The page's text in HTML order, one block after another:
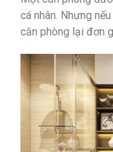
cá nhân. Nhưng
căn phòng lại đơn